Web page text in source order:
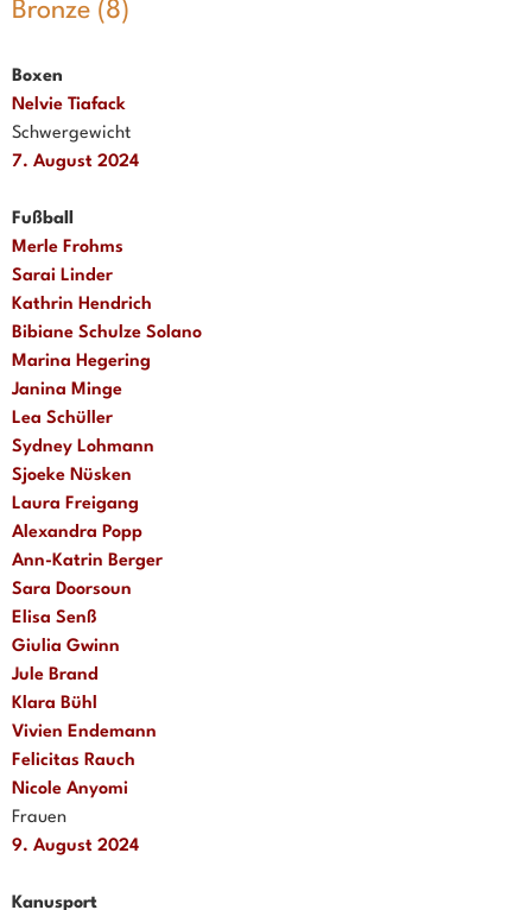
Bronze (8)
Boxen
Nelvie Tiafack
Schwergewicht
7. August 2024
Fußball
Merle Frohms
Sarai Linder
Kathrin Hendrich
Bibiane Schulze Solano
Marina Hegering
Janina Minge
Lea Schüller
Sydney Lohmann
Sjoeke Nüsken
Laura Freigang
Alexandra Popp
Ann-Katrin Berger
Sara Doorsoun
Elisa Senß
Giulia Gwinn
Jule Brand
Klara Bühl
Vivien Endemann
Felicitas Rauch
Nicole Anyomi
Frauen
9. August 2024
Kanusport